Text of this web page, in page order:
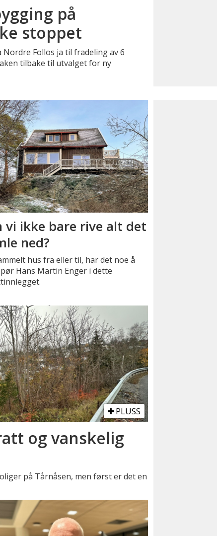
på
stoppet
Follos ja til fradeling av 6
tilbake til utvalget for ny
vi ikke bare rive alt det
ned?
hus fra eller til, har det noe å
Hans Martin Enger i dette
PLUSS
og vanskelig
på Tårnåsen, men først er det en